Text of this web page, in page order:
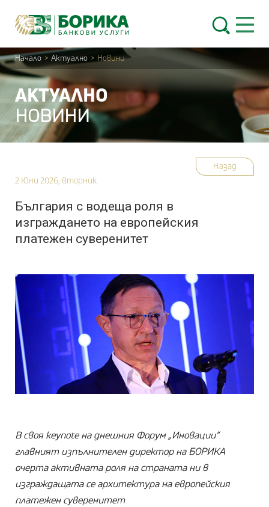
Начало > Актуално > Новини
АКТУАЛНО
НОВИНИ
Назад
2 Юни 2026, вторник
България с водеща роля в
изграждането на европейския
платежен суверенитет
В своя keynote на днешния Форум „Иновации“
главният изпълнителен директор на БОРИКА
очерта активната роля на страната ни в
изграждащата се архитектура на европейския
платежен суверенитет